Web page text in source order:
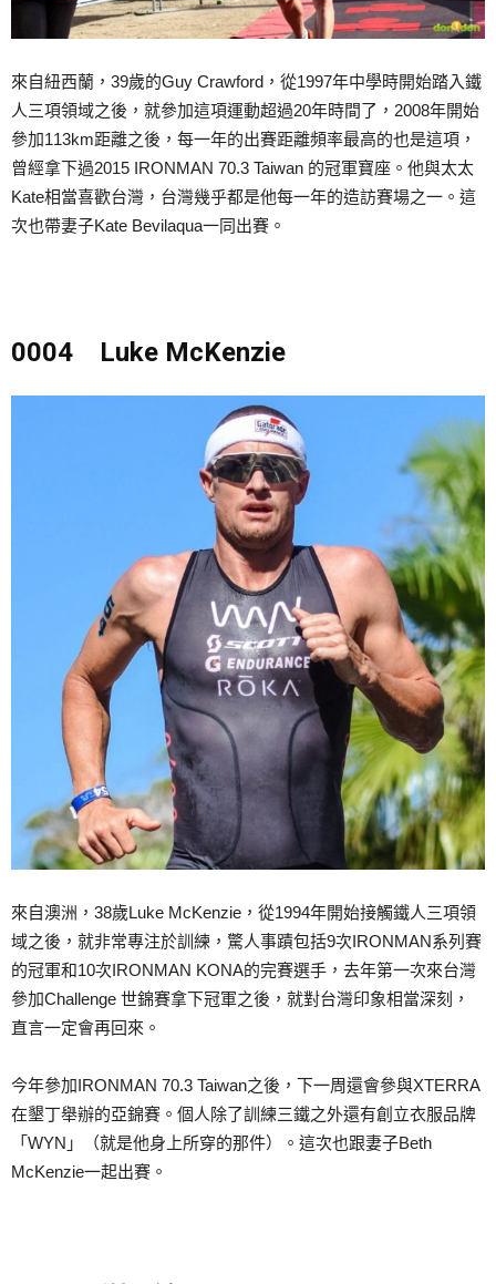
來自紐西蘭，39歲的Guy Crawford，從1997年中學時開始踏入鐵
人三項領域之後，就參加這項運動超過20年時間了，2008年開始
參加113km距離之後，每一年的出賽距離頻率最高的也是這項，
曾經拿下過2015 IRONMAN 70.3 Taiwan 的冠軍寶座。他與太太
Kate相當喜歡台灣，台灣幾乎都是他每一年的造訪賽場之一。這
次也帶妻子Kate Bevilaqua一同出賽。
0004 Luke McKenzie
來自澳洲，38歲Luke McKenzie，從1994年開始接觸鐵人三項領
域之後，就非常專注於訓練，驚人事蹟包括9次IRONMAN系列賽
的冠軍和10次IRONMAN KONA的完賽選手，去年第一次來台灣
參加Challenge 世錦賽拿下冠軍之後，就對台灣印象相當深刻，
直言一定會再回來。
今年參加IRONMAN 70.3 Taiwan之後，下一周還會參與XTERRA
在墾丁舉辦的亞錦賽。個人除了訓練三鐵之外還有創立衣服品牌
「WYN」（就是他身上所穿的那件）。這次也跟妻子Beth
McKenzie一起出賽。